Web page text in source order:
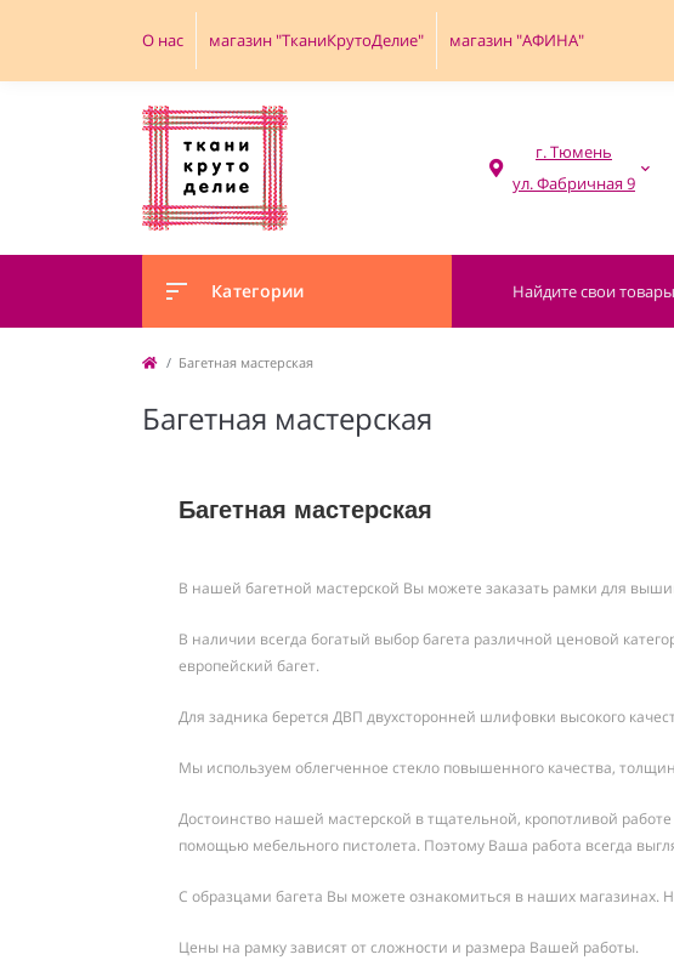
О нас магазин "ТканиКрутоДелие" магазин "АФИНА"
г. Тюмень
Категории
Багетная мастерская
Багетная мастерская
Багетная мастерская
В нашей багетной мастерской Вы можете заказать рамки для
В наличии всегда богатый выбор багета различной ценовой
европейский багет.
Для задника берется ДВП двухсторонней шлифовки высокого
Мы используем облегченное стекло повышенного качества,
Достоинство нашей мастерской в тщательной, кропотливой
помощью мебельного пистолета. Поэтому Ваша работа всегда
С образцами багета Вы можете ознакомиться в наших магазинах.
Цены на рамку зависят от сложности и размера Вашей работы.